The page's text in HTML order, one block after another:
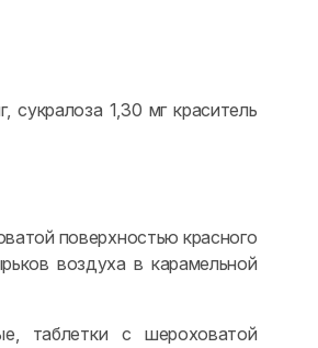
1,30 мг краситель
поверхностью красного
воздуха в карамельной
таблетки с шероховатой